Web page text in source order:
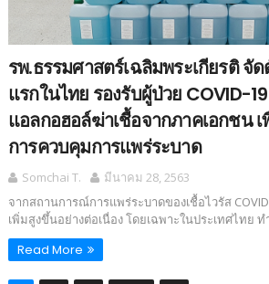
รพ.ธรรมศาสตร์เฉลิมพระเกียรติ จั
แรกในไทย รองรับผู้ป่วย COVID-
แอลกอฮอล์ฆ่าเชื้อจากภาคเอกชน
การควบคุมการแพร่ระบาด
Somchai T.
มีนาคม 28, 2563
จากสถานการณ์การแพร่ระบาดของเชื้อไวรัส
เพิ่มสูงขึ้นอย่างต่อเนื่อง โดยเฉพาะในประเทศไทย
Read More